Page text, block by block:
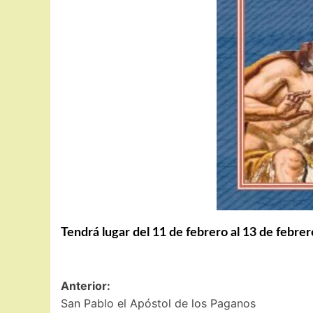
Tendrá lugar del 11 de febrero al 13 de
Navegación
Anterior:
San Pablo el Apóstol de los Paganos